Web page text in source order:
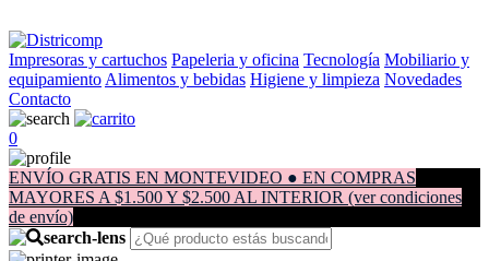
Impresoras y cartuchos Papeleria y oficina Tecnología Mobiliario y
equipamiento Alimentos y bebidas Higiene y limpieza Novedades
Contacto
0
ENVÍO GRATIS EN MONTEVIDEO ● EN COMPRAS
MAYORES A $1.500 Y $2.500 AL INTERIOR (ver condiciones
de envío)